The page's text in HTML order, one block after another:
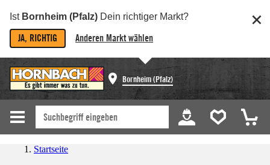
Ist Bornheim (Pfalz) Dein richtiger Markt?
JA, RICHTIG Anderen Markt wählen
Bornheim (Pfalz)
Startseite